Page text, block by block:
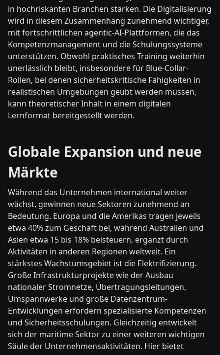
in hochriskanten Branchen stärken. Die Digitalisierung
wird in diesem Zusammenhang zunehmend wichtiger,
mit fortschrittlichen agentic-AI-Plattformen, die das
Kompetenzmanagement und die Schulungssysteme
unterstützen. Obwohl praktisches Training weiterhin
unerlässlich bleibt, insbesondere für Blue-Collar-
Rollen, bei denen sicherheitskritische Fähigkeiten in
realistischen Umgebungen geübt werden müssen,
kann theoretischer Inhalt in einem digitalen
Lernformat bereitgestellt werden.
Globale Expansion und neue
Märkte
Während das Unternehmen international weiter
wächst, gewinnen neue Sektoren zunehmend an
Bedeutung. Europa und die Amerikas tragen jeweils
etwa 40% zum Geschäft bei, während Australien und
Asien etwa 15 bis 18% beisteuern, ergänzt durch
Aktivitäten in anderen Regionen weltweit. Ein
stärkstes Wachstumsgebiet ist die Elektrifizierung.
Große Infrastrukturprojekte wie der Ausbau
nationaler Stromnetze, Übertragungsleitungen,
Umspannwerke und große Datenzentrum-
Entwicklungen erfordern spezialisierte Kompetenzen
und Sicherheitsschulungen. Gleichzeitig entwickelt
sich der maritime Sektor zu einer weiteren wichtigen
Säule der Unternehmensaktivitäten. Hier bietet